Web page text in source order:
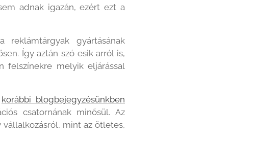
adnak igazán, ezért ezt a
reklámtárgyak gyártásának
Így aztán szó esik arról is,
melyik eljárással
korábbi blogbejegyzésünkben
csatornának minősül. Az
mint az ötletes,